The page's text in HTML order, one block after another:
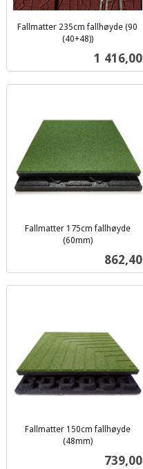
Fallmatter 235cm fallhøyde (90
(40+48))
Pris
1 416,00
Fallmatter 175cm fallhøyde
(60mm)
Pris
862,40
Fallmatter 150cm fallhøyde
(48mm)
Pris
739,00